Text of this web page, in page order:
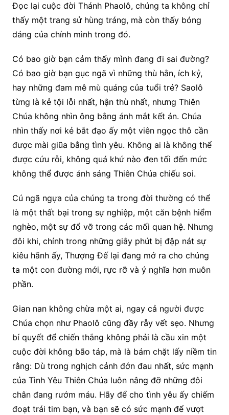
Đọc lại cuộc đời Thánh Phaolô, chúng ta không chỉ
thấy một trang sử hùng tráng, mà còn thấy bóng
dáng của chính mình trong đó.
Có bao giờ bạn cảm thấy mình đang đi sai đường?
Có bao giờ bạn gục ngã vì những thù hằn, ích kỷ,
hay những đam mê mù quáng của tuổi trẻ? Saolô
từng là kẻ tội lỗi nhất, hận thù nhất, nhưng Thiên
Chúa không nhìn ông bằng ánh mắt kết án. Chúa
nhìn thấy nơi kẻ bắt đạo ấy một viên ngọc thô cần
được mài giũa bằng tình yêu. Không ai là không thể
được cứu rỗi, không quá khứ nào đen tối đến mức
không thể được ánh sáng Thiên Chúa chiếu soi.
Cú ngã ngựa của chúng ta trong đời thường có thể
là một thất bại trong sự nghiệp, một căn bệnh hiểm
nghèo, một sự đổ vỡ trong các mối quan hệ. Nhưng
đôi khi, chính trong những giây phút bị đập nát sự
kiêu hãnh ấy, Thượng Đế lại đang mở ra cho chúng
ta một con đường mới, rực rỡ và ý nghĩa hơn muôn
phần.
Gian nan không chừa một ai, ngay cả người được
Chúa chọn như Phaolô cũng đầy rẫy vết sẹo. Nhưng
bí quyết để chiến thắng không phải là cầu xin một
cuộc đời không bão táp, mà là bám chặt lấy niềm tin
rằng: Dù trong nghịch cảnh đớn đau nhất, sức mạnh
của Tình Yêu Thiên Chúa luôn nâng đỡ những đôi
chân đang rướm máu. Hãy để cho tình yêu ấy chiếm
đoạt trái tim bạn, và bạn sẽ có sức mạnh để vượt